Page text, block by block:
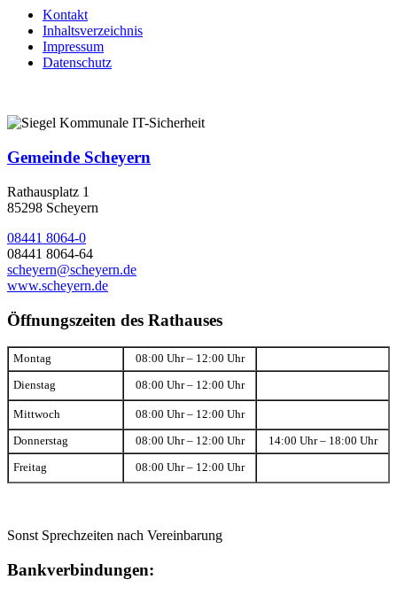
Kontakt
Inhaltsverzeichnis
Impressum
Datenschutz
Gemeinde Scheyern
Rathausplatz 1
85298 Scheyern
08441 8064-0
08441 8064-64
scheyern@scheyern.de
www.scheyern.de
Öffnungszeiten des Rathauses
Montag 08:00 Uhr – 12:00 Uhr
Dienstag 08:00 Uhr – 12:00 Uhr
Mittwoch 08:00 Uhr – 12:00 Uhr
Donnerstag 08:00 Uhr – 12:00 Uhr 14:00 Uhr – 18:00 Uhr
Freitag 08:00 Uhr – 12:00 Uhr
Sonst Sprechzeiten nach Vereinbarung
Bankverbindungen: